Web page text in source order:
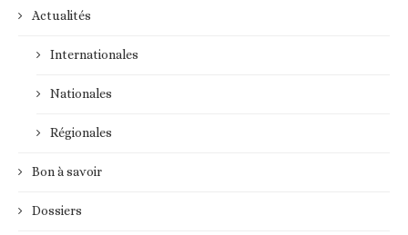
Actualités
Internationales
Nationales
Régionales
Bon à savoir
Dossiers